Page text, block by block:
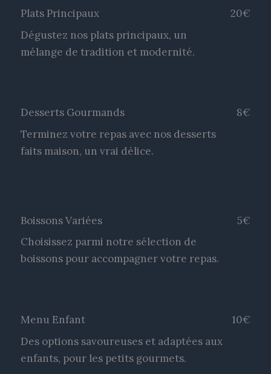
Plats Principaux
Dégustez nos plats principaux, un
mélange de tradition et modernité.
20€
Desserts Gourmands
Terminez votre repas avec nos desserts
faits maison, un vrai délice.
8€
Boissons Variées
Choisissez parmi notre sélection de
boissons pour accompagner votre repas.
5€
Menu Enfant
Des options savoureuses et adaptées aux
enfants, pour les petits gourmets.
10€